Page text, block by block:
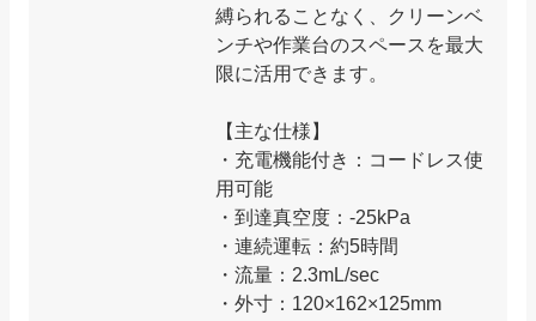
縛られることなく、クリーンベ
ンチや作業台のスペースを最大
限に活用できます。
【主な仕様】
・充電機能付き：コードレス使
用可能
・到達真空度：-25kPa
・連続運転：約5時間
・流量：2.3mL/sec
・外寸：120×162×125mm